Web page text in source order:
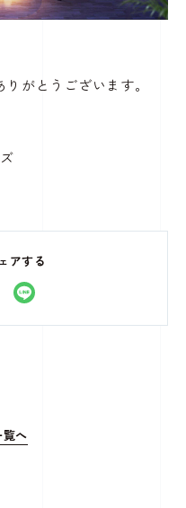
がとうございます。
アする
覧へ